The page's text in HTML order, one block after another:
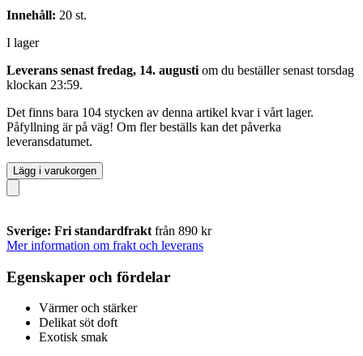
Innehåll: 20 st.
I lager
Leverans senast fredag, 14. augusti om du beställer senast torsdag
klockan 23:59.
Det finns bara 104 stycken av denna artikel kvar i vårt lager.
Påfyllning är på väg! Om fler beställs kan det påverka
leveransdatumet.
Lägg i varukorgen
Sverige: Fri standardfrakt från 890 kr
Mer information om frakt och leverans
Egenskaper och fördelar
Värmer och stärker
Delikat söt doft
Exotisk smak